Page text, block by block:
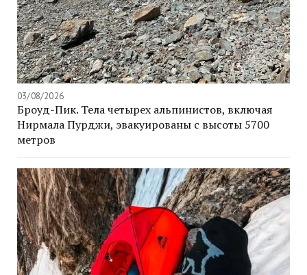
03/08/2026
Броуд-Пик. Тела четырех альпинистов, включая
Нирмала Пурджи, эвакуированы с высоты 5700
метров